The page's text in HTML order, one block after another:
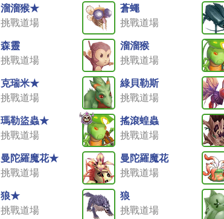
溜溜猴★
挑戰道場
蒼蠅
挑戰道場
森靈
挑戰道場
溜溜猴
挑戰道場
克瑞米★
挑戰道場
綠貝勒斯
挑戰道場
瑪勒盜蟲★
挑戰道場
搖滾蝗蟲
挑戰道場
曼陀羅魔花★
挑戰道場
曼陀羅魔花
挑戰道場
狼★
挑戰道場
狼
挑戰道場